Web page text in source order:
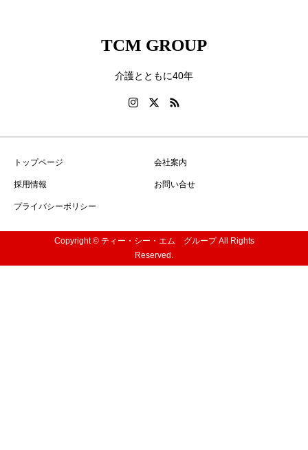
TCM GROUP
介護とともに40年
トップページ 会社案内
採用情報 お問い合せ
プライバシーポリシー
Copyright © ティー・シー・エム グループ All Rights
Reserved.